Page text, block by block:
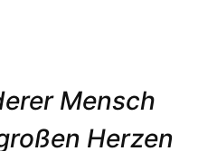
Mensch
Herzen